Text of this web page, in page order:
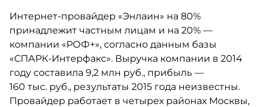
Интернет-провайдер «Энлаин» на 80%
принадлежит частным лицам и на 20% —
компании «РОФ+», согласно данным базы
«СПАРК-Интерфакс». Выручка компании в 2014
году составила 9,2 млн руб., прибыль —
160 тыс. руб., результаты 2015 года неизвестны.
Провайдер работает в четырех районах Москвы,